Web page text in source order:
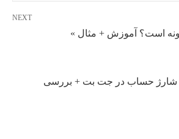
NEXT
است؟ آموزش + مثال »
شارژ حساب در جت بت + بررسی